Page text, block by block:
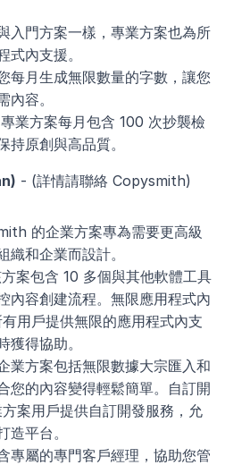
入門方案一樣，專業方案也為所
式內支援。
每月生成無限數量的字數，讓您
容。
業方案每月包含 100 次抄襲檢
持原創與高品質。
- (詳情請聯絡 Copysmith)
的企業方案專為需要更高級
織和企業而設計。
案包含 10 多個與其他軟體工具
內容創建流程。無限應用程式內
用戶提供無限的應用程式內支
獲得協助。
業方案包括無限數據大宗匯入和
您的內容變得輕鬆簡單。自訂開
案用戶提供自訂開發服務，允
造平台。
專屬的專門客戶經理，協助您管